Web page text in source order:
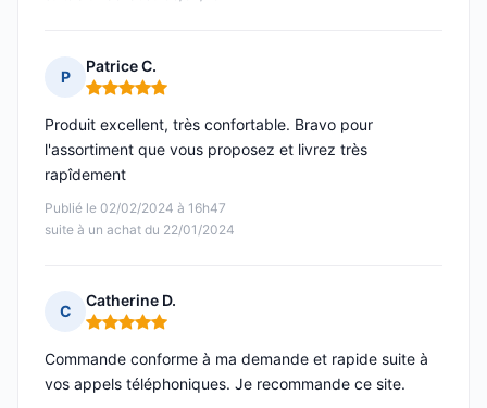
P
Patrice C.
Note : 5 sur 5
Publié le 02/02/2024 à 16h47
suite à un achat du 22/01/2024
Produit excellent, très confortable. Bravo pour
l'assortiment que vous proposez et livrez très
rapîdement
C
Catherine D.
Note : 5 sur 5
Commande conforme à ma demande et rapide suite à
vos appels téléphoniques. Je recommande ce site.